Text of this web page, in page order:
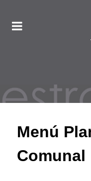
Menú
Comunal